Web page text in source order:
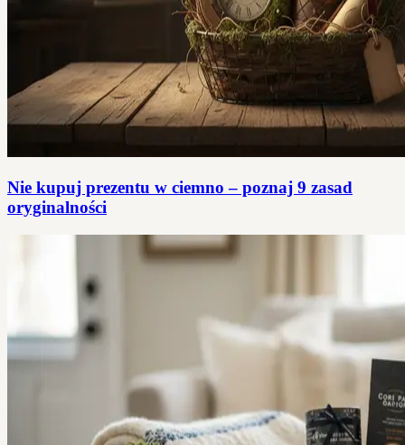
Nie kupuj prezentu w ciemno – poznaj 9 zasad
oryginalności